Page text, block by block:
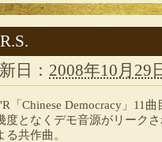
日： 2008年10月29
「Chinese Democracy」11
度となくデモ音源がリーク
る共作曲。